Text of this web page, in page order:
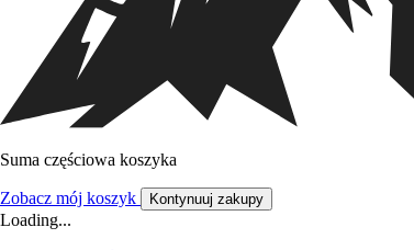
Suma częściowa koszyka
Zobacz mój koszyk Kontynuuj zakupy
Loading...